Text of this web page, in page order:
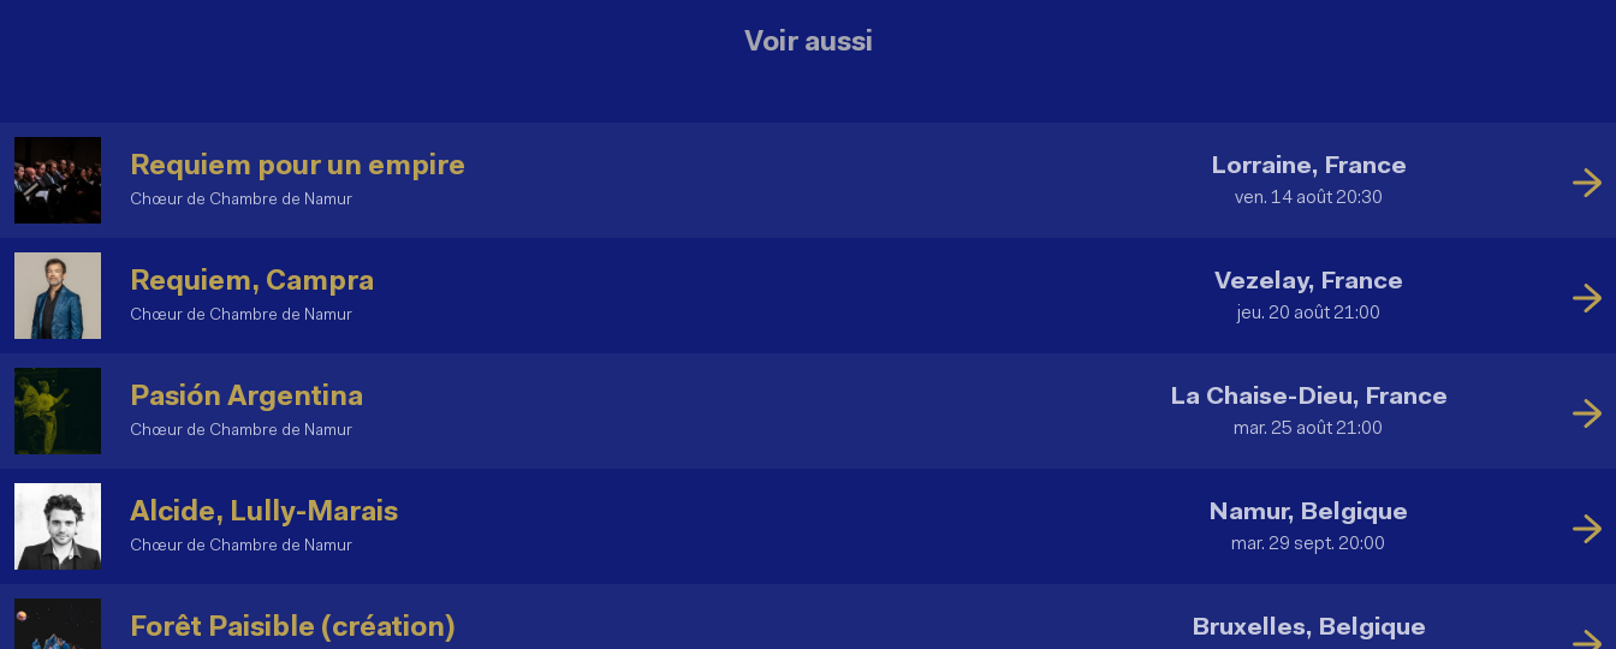
Voir aussi
Chœur de Chambre de Namur
Requiem pour un empire Lorraine, France
ven. 14 août 20:30
Chœur de Chambre de Namur
Requiem, Campra Vezelay, France
jeu. 20 août 21:00
Chœur de Chambre de Namur
Pasión Argentina La Chaise-Dieu, France
mar. 25 août 21:00
Chœur de Chambre de Namur
Alcide, Lully-Marais Namur, Belgique
mar. 29 sept. 20:00
Forêt Paisible (création) Bruxelles, Belgique